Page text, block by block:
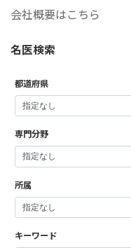
会社概要はこちら
名医検索
都道府県
専門分野
所属
キーワード